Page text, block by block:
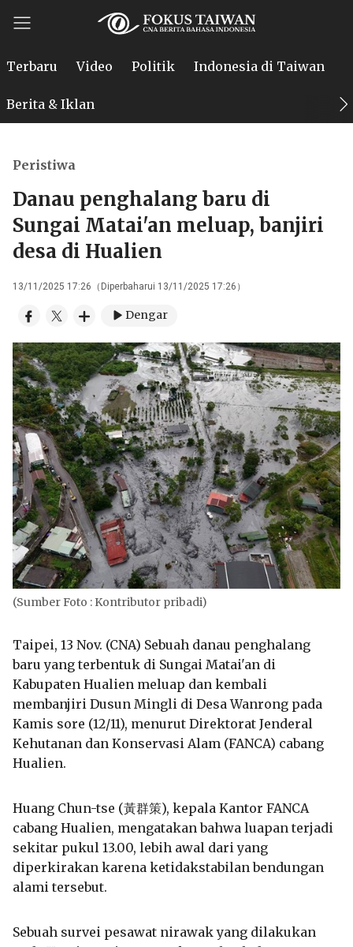
Terbaru Video Politik Indonesia di Taiwan
Berita & Iklan
Peristiwa
Danau penghalang baru di
Sungai Matai'an meluap, banjiri
desa di Hualien
13/11/2025 17:26（Diperbaharui 13/11/2025 17:26）
Dengar
(Sumber Foto : Kontributor pribadi)
Taipei, 13 Nov. (CNA) Sebuah danau penghalang
baru yang terbentuk di Sungai Matai'an di
Kabupaten Hualien meluap dan kembali
membanjiri Dusun Mingli di Desa Wanrong pada
Kamis sore (12/11), menurut Direktorat Jenderal
Kehutanan dan Konservasi Alam (FANCA) cabang
Hualien.
Huang Chun-tse (黃群策), kepala Kantor FANCA
cabang Hualien, mengatakan bahwa luapan terjadi
sekitar pukul 13.00, lebih awal dari yang
diperkirakan karena ketidakstabilan bendungan
alami tersebut.
Sebuah survei pesawat nirawak yang dilakukan